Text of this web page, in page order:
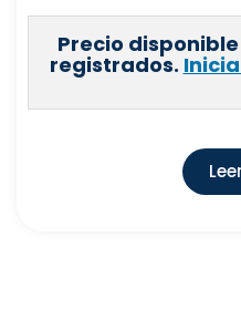
Precio
registrados.